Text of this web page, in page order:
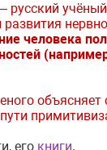
русский
человека
его книги.